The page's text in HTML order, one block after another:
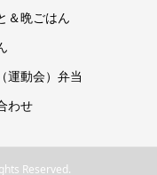
＆晩ごはん
運動会）弁当
わせ
Reserved.